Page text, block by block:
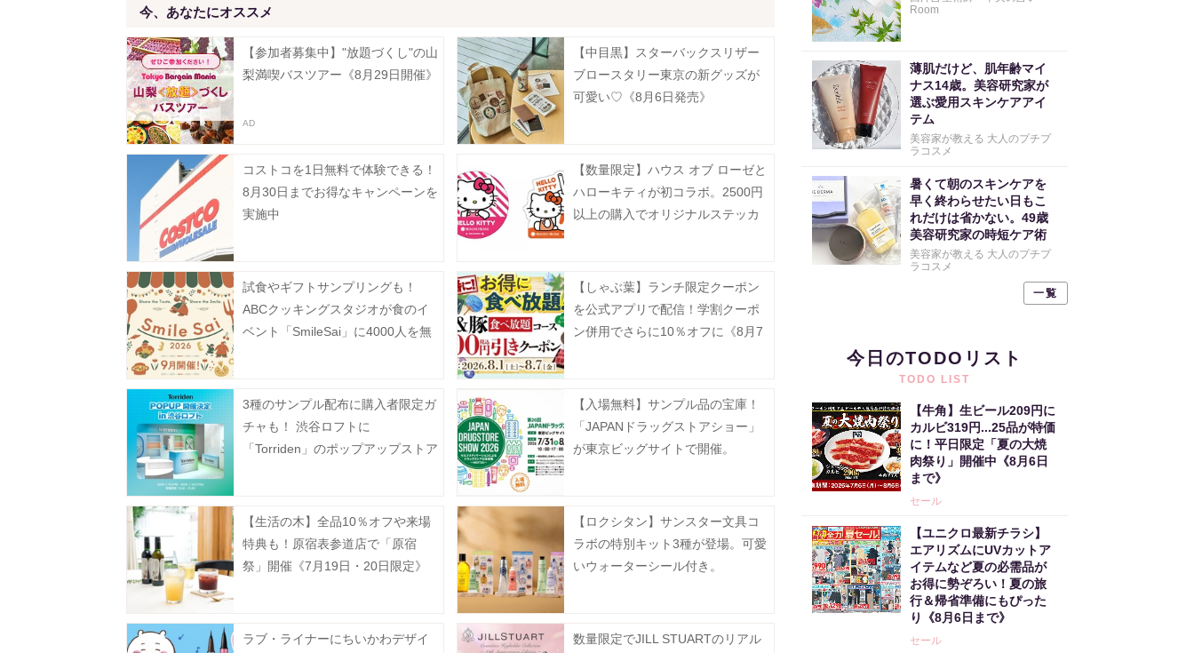
今、あなたにオススメ
【参加者募集中】"放題づくし"の山
梨満喫バスツアー《8月29日開催》
【中目黒】スターバックスリザー
ブロースタリー東京の新グッズが
可愛い♡《8月6日発売》
コストコを1日無料で体験できる！
8月30日までお得なキャンペーンを
実施中
【数量限定】ハウス オブ ローゼと
ハローキティが初コラボ。2500円
以上の購入でオリジナルステッカ
試食やギフトサンプリングも！
ABCクッキングスタジオが食のイ
ベント「SmileSai」に4000人を無
【しゃぶ葉】ランチ限定クーポン
を公式アプリで配信！学割クーポ
ン併用でさらに10％オフに《8月7
3種のサンプル配布に購入者限定ガ
チャも！ 渋谷ロフトに
「Torriden」のポップアップストア
【入場無料】サンプル品の宝庫！
「JAPANドラッグストアショー」
が東京ビッグサイトで開催。
【生活の木】全品10％オフや来場
特典も！原宿表参道店で「原宿
祭」開催《7月19日・20日限定》
【ロクシタン】サンスター文具コ
ラボの特別キット3種が登場。可愛
いウォーターシール付き。
ラブ・ライナーにちいかわデザイ
数量限定でJILL STUARTのリアル
Room
薄肌だけど、肌年齢マイ
ナス14歳。美容研究家が
選ぶ愛用スキンケアアイ
テム
美容家が教える 大人のプチプ
ラコスメ
暑くて朝のスキンケアを
早く終わらせたい日もこ
れだけは省かない。49歳
美容研究家の時短ケア術
美容家が教える 大人のプチプ
ラコスメ
一覧
今日のTODOリスト
TODO LIST
【牛角】生ビール209円に
カルビ319円...25品が特価
に！平日限定「夏の大焼
肉祭り」開催中《8月6日
まで》
セール
【ユニクロ最新チラシ】
エアリズムにUVカットア
イテムなど夏の必需品が
お得に勢ぞろい！夏の旅
行＆帰省準備にもぴった
り《8月6日まで》
セール